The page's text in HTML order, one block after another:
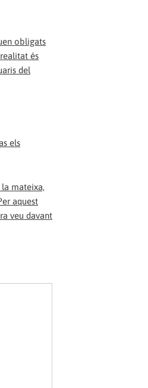
obligats
és
del
els
mateixa,
aquest
veu davant